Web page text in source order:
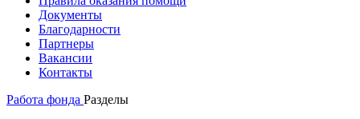
Документы
Благодарности
Партнеры
Вакансии
Контакты
Работа фонда Разделы